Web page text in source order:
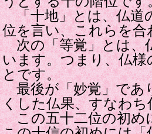
「十地」とは、仏道
位を言い、これらを
次の「等覚」とは、
います。つまり、仏
とです。
最後が「妙覚」であ
くした仏果、すなわ
この五十二位の初め